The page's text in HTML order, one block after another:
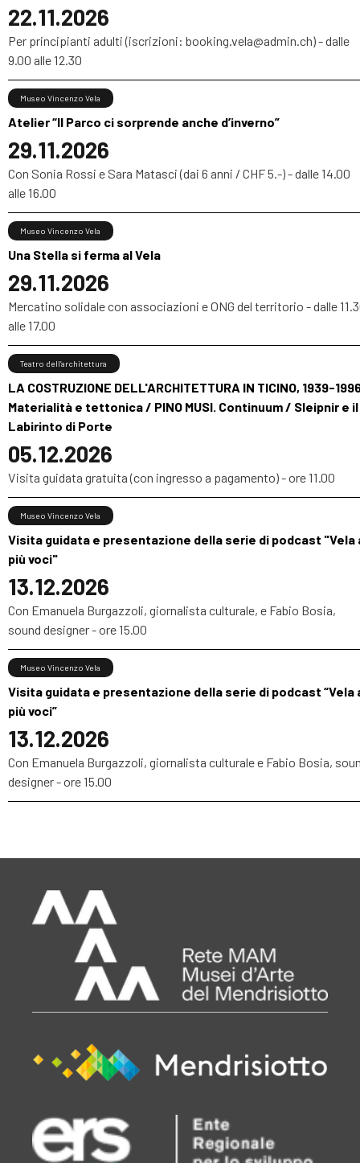
22.11.2026
Per principianti adulti (iscrizioni: booking.vela@admin.ch) - dalle
9.00 alle 12.30
Atelier “Il Parco ci sorprende anche d’inverno”
29.11.2026
Museo Vincenzo Vela
Con Sonia Rossi e Sara Matasci (dai 6 anni / CHF 5.-) - dalle 14.00
alle 16.00
Una Stella si ferma al Vela
29.11.2026
Museo Vincenzo Vela
Mercatino solidale con associazioni e ONG del territorio - dalle
alle 17.00
LA COSTRUZIONE DELL'ARCHITETTURA IN TICINO, 1939-
Materialità e tettonica / PINO MUSI. Continuum / Sleipnir e il
Labirinto di Porte
05.12.2026
Teatro dell’architettura
Visita guidata gratuita (con ingresso a pagamento) - ore 11.00
Visita guidata e presentazione della serie di podcast "Vela
più voci"
13.12.2026
Museo Vincenzo Vela
Con Emanuela Burgazzoli, giornalista culturale, e Fabio Bosia,
sound designer - ore 15.00
Visita guidata e presentazione della serie di podcast “Vela
più voci”
13.12.2026
Museo Vincenzo Vela
Con Emanuela Burgazzoli, giornalista culturale e Fabio Bosia,
designer - ore 15.00